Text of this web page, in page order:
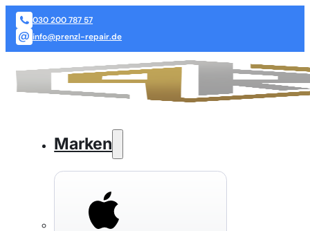
030 200 787 57
info@prenzl-repair.de
Marken